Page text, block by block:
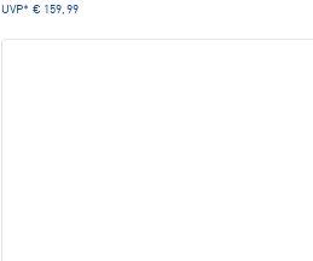
UVP* € 159,99